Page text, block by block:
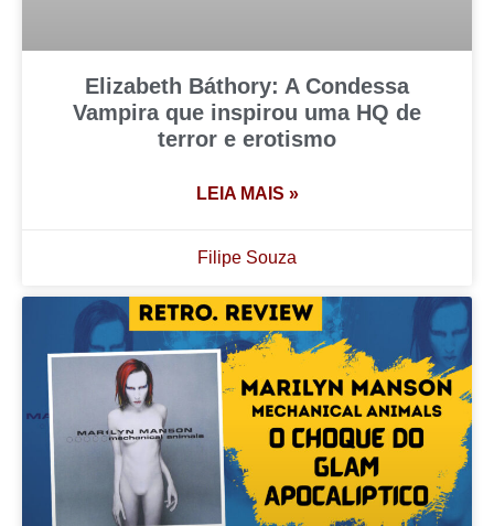
Elizabeth Báthory: A Condessa
Vampira que inspirou uma HQ de
terror e erotismo
LEIA MAIS »
Filipe Souza